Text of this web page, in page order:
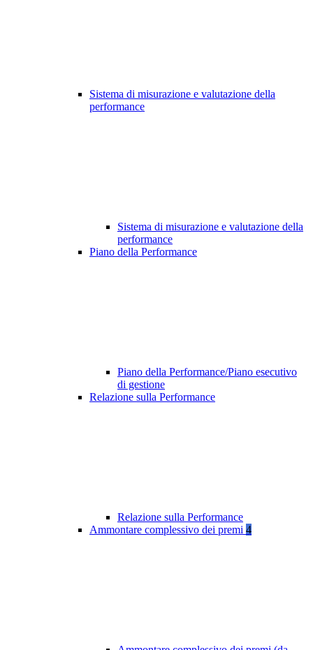
Sistema di misurazione e valutazione della
performance
Sistema di misurazione e valutazione della
performance
Piano della Performance
Piano della Performance/Piano esecutivo
di gestione
Relazione sulla Performance
Relazione sulla Performance
Ammontare complessivo dei premi 4